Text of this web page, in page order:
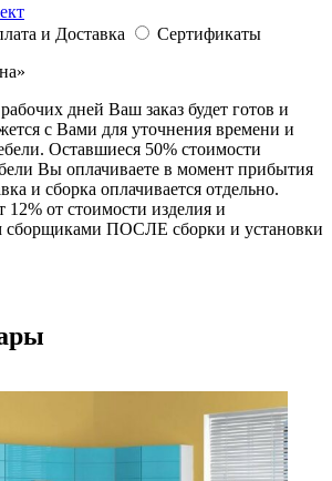
и Доставка
Сертификаты
дней Ваш заказ будет готов и
с Вами для уточнения времени и
Оставшиеся 50% стоимости
Вы оплачиваете в момент прибытия
и сборка оплачивается отдельно.
12% от стоимости изделия и
сборщиками ПОСЛЕ сборки и установки